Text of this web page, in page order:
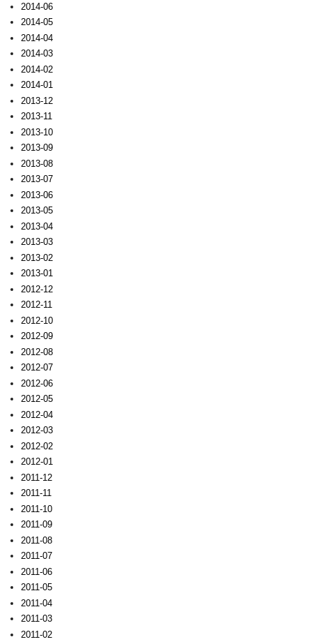
2014-06
2014-05
2014-04
2014-03
2014-02
2014-01
2013-12
2013-11
2013-10
2013-09
2013-08
2013-07
2013-06
2013-05
2013-04
2013-03
2013-02
2013-01
2012-12
2012-11
2012-10
2012-09
2012-08
2012-07
2012-06
2012-05
2012-04
2012-03
2012-02
2012-01
2011-12
2011-11
2011-10
2011-09
2011-08
2011-07
2011-06
2011-05
2011-04
2011-03
2011-02